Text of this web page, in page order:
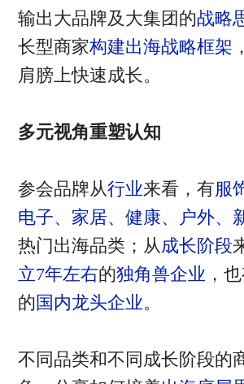
输出大品牌及大集团的战略
长型商家构建出海战略框架
肩膀上快速成长。
多元视角重塑认知
参会品牌从行业来看，有服
电子、家居、健康、户外、
热门出海品类；从成长阶段
立7年左右的独角兽企业 ，
的国内龙头企业。
不同品类和不同成长阶段的